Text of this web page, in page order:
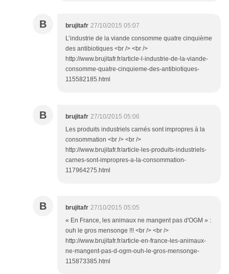
B brujitafr 27/10/2015 05:07
L’industrie de la viande consomme quatre cinquième
des antibiotiques <br /> <br />
http://www.brujitafr.fr/article-l-industrie-de-la-viande-
consomme-quatre-cinquieme-des-antibiotiques-
115582185.html
B brujitafr 27/10/2015 05:06
Les produits industriels carnés sont impropres à la
consommation <br /> <br />
http://www.brujitafr.fr/article-les-produits-industriels-
carnes-sont-impropres-a-la-consommation-
117964275.html
B brujitafr 27/10/2015 05:05
« En France, les animaux ne mangent pas d'OGM » :
ouh le gros mensonge !!! <br /> <br />
http://www.brujitafr.fr/article-en-france-les-animaux-
ne-mangent-pas-d-ogm-ouh-le-gros-mensonge-
115873385.html